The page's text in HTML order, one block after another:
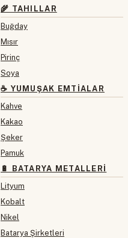
🌾 TAHILLAR
Buğday
Mısır
Pirinç
Soya
☕ YUMUŞAK EMTIALAR
Kahve
Kakao
Şeker
Pamuk
🔋 BATARYA METALLERI
Lityum
Kobalt
Nikel
Batarya Şirketleri